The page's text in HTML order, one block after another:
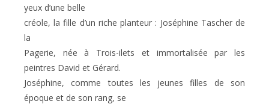
yeux d’une belle
créole, la fille d’un riche planteur : Joséphine Tascher de
la
Pagerie, née à Trois-ilets et immortalisée par les
peintres David et Gérard.
Joséphine, comme toutes les jeunes filles de son
époque et de son rang, se